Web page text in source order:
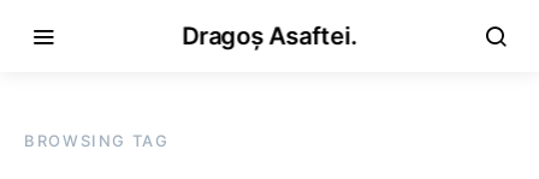
Dragoș Asaftei.
BROWSING TAG